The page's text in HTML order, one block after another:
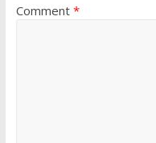
Comment *